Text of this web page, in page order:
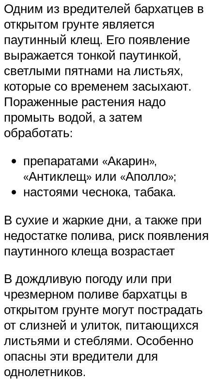
Одним из вредителей бархатцев в
открытом грунте является
паутинный клещ. Его появление
выражается тонкой паутинкой,
светлыми пятнами на листьях,
которые со временем засыхают.
Пораженные растения надо
промыть водой, а затем
обработать:
препаратами «Акарин»,
«Антиклещ» или «Аполло»;
настоями чеснока, табака.
В сухие и жаркие дни, а также при
недостатке полива, риск появления
паутинного клеща возрастает
В дождливую погоду или при
чрезмерном поливе бархатцы в
открытом грунте могут пострадать
от слизней и улиток, питающихся
листьями и стеблями. Особенно
опасны эти вредители для
однолетников.